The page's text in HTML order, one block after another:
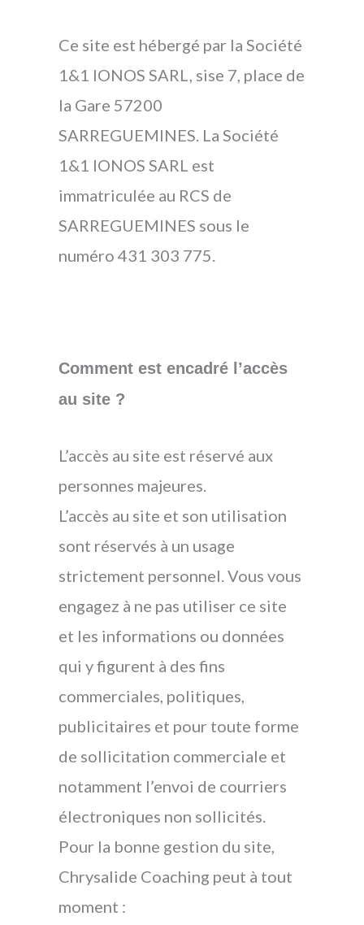
Ce site est hébergé par la Société
1&1 IONOS SARL, sise 7, place de
la Gare 57200
SARREGUEMINES. La Société
1&1 IONOS SARL est
immatriculée au RCS de
SARREGUEMINES sous le
numéro 431 303 775.
Comment est encadré l’accès
au site ?
L’accès au site est réservé aux
personnes majeures.
L’accès au site et son utilisation
sont réservés à un usage
strictement personnel. Vous vous
engagez à ne pas utiliser ce site
et les informations ou données
qui y figurent à des fins
commerciales, politiques,
publicitaires et pour toute forme
de sollicitation commerciale et
notamment l’envoi de courriers
électroniques non sollicités.
Pour la bonne gestion du site,
Chrysalide Coaching peut à tout
moment :